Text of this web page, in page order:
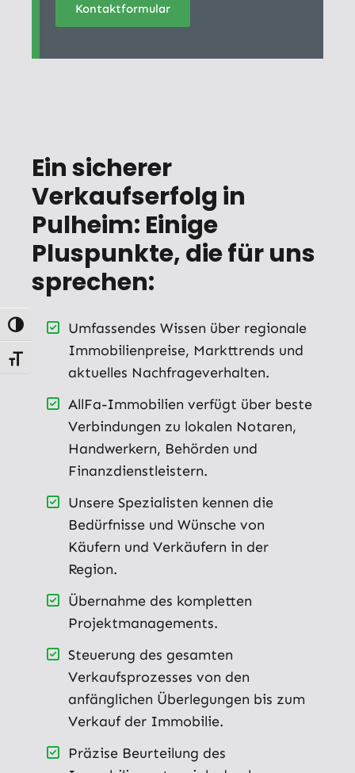
Umschalten auf hohe Kontraste
Schrift vergrößern
Kontaktformular
Ein sicherer
Verkaufserfolg in
Pulheim: Einige
Pluspunkte, die für uns
sprechen:
Umfassendes Wissen über regionale
Immobilienpreise, Markttrends und
aktuelles Nachfrageverhalten.
AllFa-Immobilien verfügt über beste
Verbindungen zu lokalen Notaren,
Handwerkern, Behörden und
Finanzdienstleistern.
Unsere Spezialisten kennen die
Bedürfnisse und Wünsche von
Käufern und Verkäufern in der
Region.
Übernahme des kompletten
Projektmanagements.
Steuerung des gesamten
Verkaufsprozesses von den
anfänglichen Überlegungen bis zum
Verkauf der Immobilie.
Präzise Beurteilung des